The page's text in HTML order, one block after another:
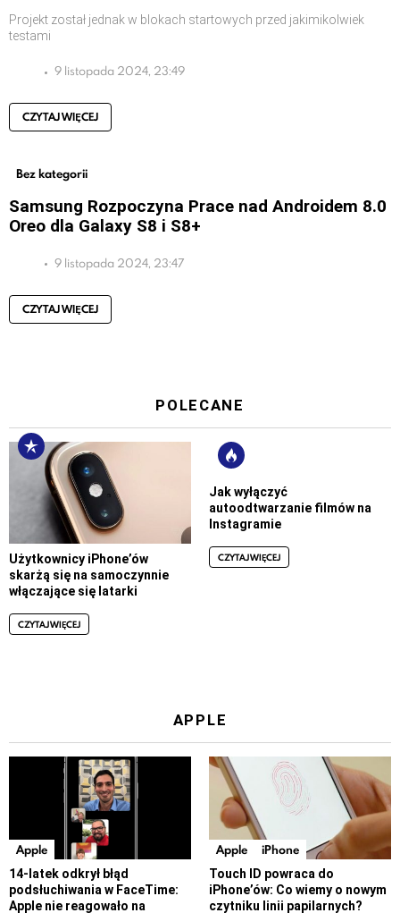
Projekt został jednak w blokach startowych przed jakimikolwiek
testami
9 listopada 2024, 23:49
CZYTAJ WIĘCEJ
Bez kategorii
Samsung Rozpoczyna Prace nad Androidem 8.0
Oreo dla Galaxy S8 i S8+
9 listopada 2024, 23:47
CZYTAJ WIĘCEJ
POLECANE
Użytkownicy iPhone’ów
skarżą się na samoczynnie
włączające się latarki
CZYTAJ WIĘCEJ
Jak wyłączyć
autoodtwarzanie filmów na
Instagramie
CZYTAJ WIĘCEJ
APPLE
Apple
14-latek odkrył błąd
podsłuchiwania w FaceTime:
Apple nie reagowało na
Apple iPhone
Touch ID powraca do
iPhone’ów: Co wiemy o nowym
czytniku linii papilarnych?